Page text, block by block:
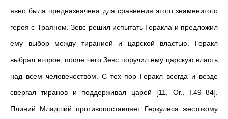
явно была предназначена для сравнения этого знаменитого
героя с Траяном. Зевс решил испытать Геракла и предложил
ему выбор между тиранией и царской властью. Геракл
выбрал второе, после чего Зевс поручил ему царскую власть
над всем человечеством. С тех пор Геракл всегда и везде
свергал тиранов и поддерживал царей [11, Or., I.49–84].
Плиний Младший противопоставляет Геркулеса жестокому